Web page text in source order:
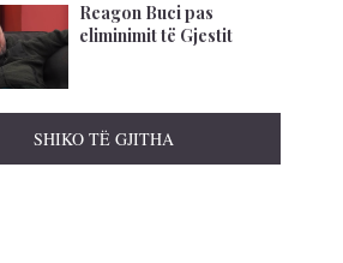
Reagon Buci pas
eliminimit të Gjestit
SHIKO TË GJITHA